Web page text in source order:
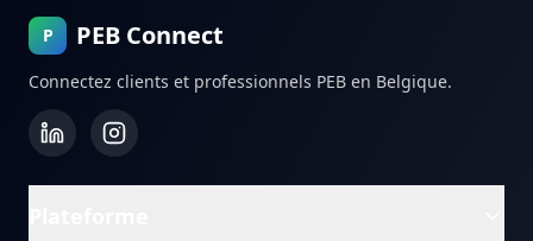
P PEB Connect
Connectez clients et professionnels PEB en Belgique.